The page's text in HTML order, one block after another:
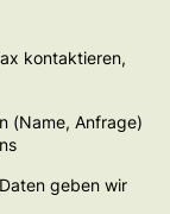
kontaktieren,
(Name, Anfrage)
geben wir